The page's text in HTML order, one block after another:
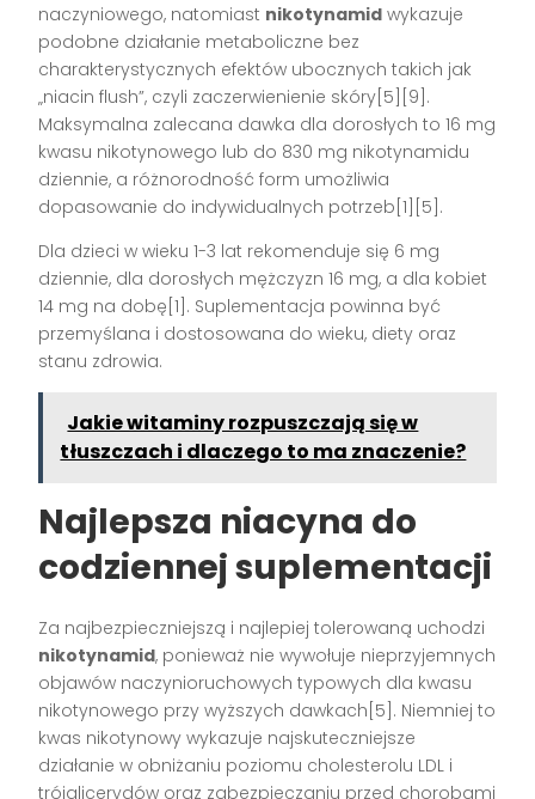
naczyniowego, natomiast nikotynamid wykazuje
podobne działanie metaboliczne bez
charakterystycznych efektów ubocznych takich jak
„niacin flush”, czyli zaczerwienienie skóry[5][9].
Maksymalna zalecana dawka dla dorosłych to 16 mg
kwasu nikotynowego lub do 830 mg nikotynamidu
dziennie, a różnorodność form umożliwia
dopasowanie do indywidualnych potrzeb[1][5].
Dla dzieci w wieku 1-3 lat rekomenduje się 6 mg
dziennie, dla dorosłych mężczyzn 16 mg, a dla kobiet
14 mg na dobę[1]. Suplementacja powinna być
przemyślana i dostosowana do wieku, diety oraz
stanu zdrowia.
Jakie witaminy rozpuszczają się w
tłuszczach i dlaczego to ma znaczenie?
Najlepsza niacyna do
codziennej suplementacji
Za najbezpieczniejszą i najlepiej tolerowaną uchodzi
nikotynamid, ponieważ nie wywołuje nieprzyjemnych
objawów naczynioruchowych typowych dla kwasu
nikotynowego przy wyższych dawkach[5]. Niemniej to
kwas nikotynowy wykazuje najskuteczniejsze
działanie w obniżaniu poziomu cholesterolu LDL i
trójglicerydów oraz zabezpieczaniu przed chorobami